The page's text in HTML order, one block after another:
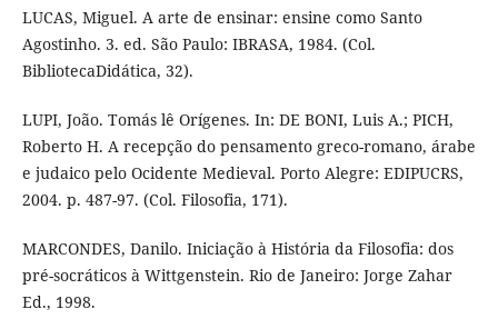
LUCAS, Miguel. A arte de ensinar: ensine como Santo
Agostinho. 3. ed. São Paulo: IBRASA, 1984. (Col.
BibliotecaDidática, 32).
LUPI, João. Tomás lê Orígenes. In: DE BONI, Luis A.; PICH,
Roberto H. A recepção do pensamento greco-romano, árabe
e judaico pelo Ocidente Medieval. Porto Alegre: EDIPUCRS,
2004. p. 487-97. (Col. Filosofia, 171).
MARCONDES, Danilo. Iniciação à História da Filosofia: dos
pré-socráticos à Wittgenstein. Rio de Janeiro: Jorge Zahar
Ed., 1998.